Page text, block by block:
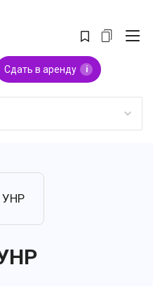
Сдать в аренду i